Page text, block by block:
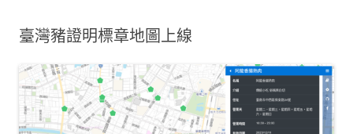
臺灣豬證明標章地圖上線